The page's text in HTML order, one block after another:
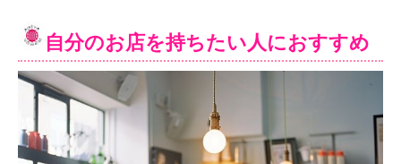
自分のお店を持ちたい人におすすめ